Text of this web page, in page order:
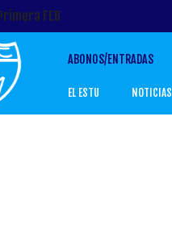
ABONOS/ENTRADAS
EL ESTU NOTICIAS